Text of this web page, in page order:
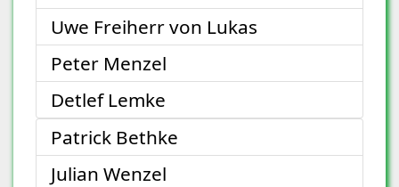
Uwe Freiherr von Lukas
Peter Menzel
Detlef Lemke
Patrick Bethke
Julian Wenzel